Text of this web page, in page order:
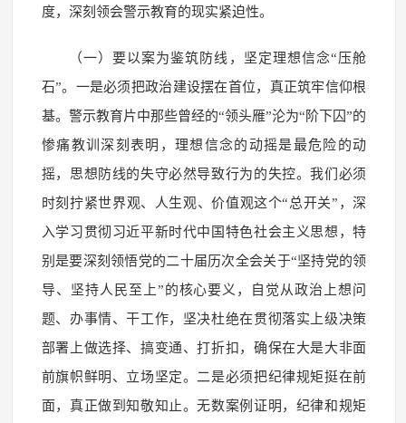
度，深刻领会警示教育的现实紧迫性。
（一）要以案为鉴筑防线，坚定理想信念“压舱
石”。一是必须把政治建设摆在首位，真正筑牢信仰根
基。警示教育片中那些曾经的“领头雁”沦为“阶下囚”的
惨痛教训深刻表明，理想信念的动摇是最危险的动
摇，思想防线的失守必然导致行为的失控。我们必须
时刻拧紧世界观、人生观、价值观这个“总开关”，深
入学习贯彻习近平新时代中国特色社会主义思想，特
别是要深刻领悟党的二十届历次全会关于“坚持党的领
导、坚持人民至上”的核心要义，自觉从政治上想问
题、办事情、干工作，坚决杜绝在贯彻落实上级决策
部署上做选择、搞变通、打折扣，确保在大是大非面
前旗帜鲜明、立场坚定。二是必须把纪律规矩挺在前
面，真正做到知敬知止。无数案例证明，纪律和规矩